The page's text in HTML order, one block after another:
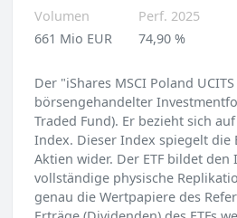
Volumen
661 Mio EUR
Perf. 2025
74,90 %
Der "iShares MSCI Poland
börsengehandelter
Traded Fund). Er bezieht sich
Index. Dieser Index spiegelt die
Aktien wider. Der ETF bildet den
vollständige physische
genau die Wertpapiere des